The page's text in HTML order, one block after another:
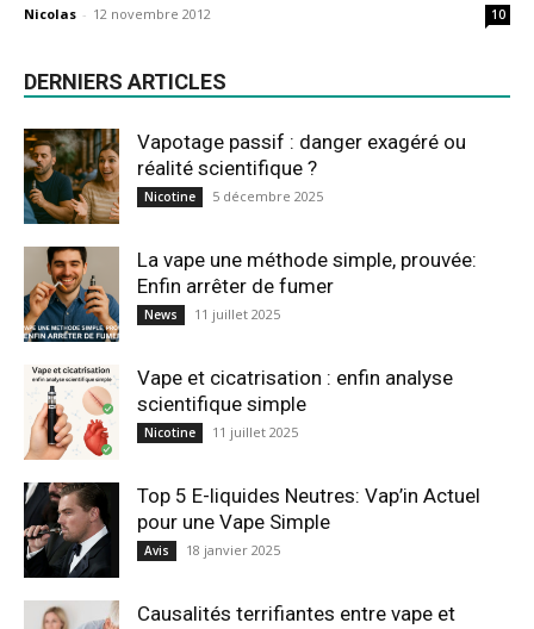
Nicolas - 12 novembre 2012 10
DERNIERS ARTICLES
Vapotage passif : danger exagéré ou
réalité scientifique ?
Nicotine 5 décembre 2025
La vape une méthode simple, prouvée:
Enfin arrêter de fumer
News 11 juillet 2025
Vape et cicatrisation : enfin analyse
scientifique simple
Nicotine 11 juillet 2025
Top 5 E-liquides Neutres: Vap’in Actuel
pour une Vape Simple
Avis 18 janvier 2025
Causalités terrifiantes entre vape et